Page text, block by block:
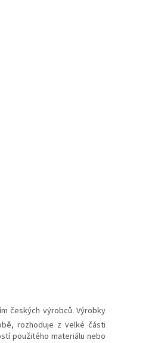
českých výrobců. Výrobky
rozhoduje z velké části
použitého materiálu nebo